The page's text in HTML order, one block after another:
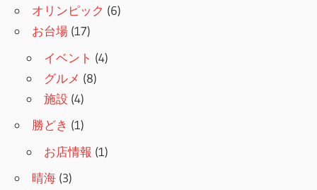
シ
ョ
ン
オリンピック (6)
お台場 (17)
イベント (4)
グルメ (8)
施設 (4)
勝どき (1)
お店情報 (1)
晴海 (3)